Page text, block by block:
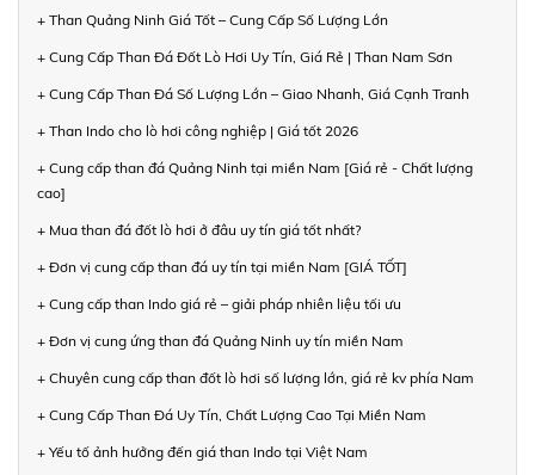
+ Than Quảng Ninh Giá Tốt – Cung Cấp Số Lượng Lớn
+ Cung Cấp Than Đá Đốt Lò Hơi Uy Tín, Giá Rẻ | Than Nam Sơn
+ Cung Cấp Than Đá Số Lượng Lớn – Giao Nhanh, Giá Cạnh Tranh
+ Than Indo cho lò hơi công nghiệp | Giá tốt 2026
+ Cung cấp than đá Quảng Ninh tại miền Nam [Giá rẻ - Chất lượng
cao]
+ Mua than đá đốt lò hơi ở đâu uy tín giá tốt nhất?
+ Đơn vị cung cấp than đá uy tín tại miền Nam [GIÁ TỐT]
+ Cung cấp than Indo giá rẻ – giải pháp nhiên liệu tối ưu
+ Đơn vị cung ứng than đá Quảng Ninh uy tín miền Nam
+ Chuyên cung cấp than đốt lò hơi số lượng lớn, giá rẻ kv phía Nam
+ Cung Cấp Than Đá Uy Tín, Chất Lượng Cao Tại Miền Nam
+ Yếu tố ảnh hưởng đến giá than Indo tại Việt Nam